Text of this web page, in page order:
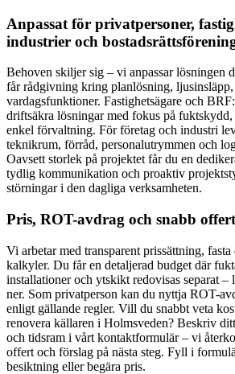
Anpassat för privatpersoner,
industrier och
Behoven skiljer sig – vi anpassar lösningen
får rådgivning kring planlösning,
vardagsfunktioner. Fastighetsägare och
driftsäkra lösningar med fokus på fuktskydd,
enkel förvaltning. För företag och industri
teknikrum, förråd, personalutrymmen och
Oavsett storlek på projektet får du en
tydlig kommunikation och proaktiv
störningar i den dagliga verksamheten.
Pris, ROT-avdrag och snabb offert
Vi arbetar med transparent prissättning,
kalkyler. Du får en detaljerad budget där
installationer och ytskikt redovisas separat –
ner. Som privatperson kan du nyttja ROT-
enligt gällande regler. Vill du snabbt veta
renovera källaren i Holmsveden? Beskriv
och tidsram i vårt kontaktformulär – vi
offert och förslag på nästa steg. Fyll i
besiktning eller begära pris.